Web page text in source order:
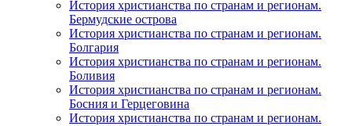
История христианства по странам и регионам.
Бермудские острова
История христианства по странам и регионам.
Болгария
История христианства по странам и регионам.
Боливия
История христианства по странам и регионам.
Босния и Герцеговина
История христианства по странам и регионам.